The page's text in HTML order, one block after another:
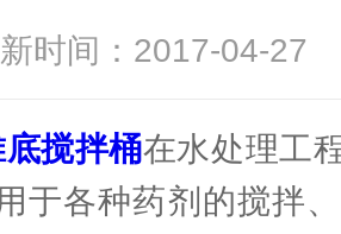
时间：2017-04-
搅拌桶在水处理工
于各种药剂的搅拌